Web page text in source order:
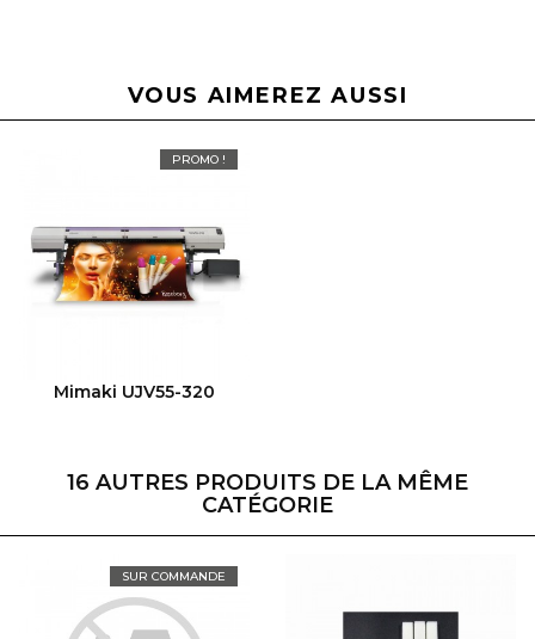
VOUS AIMEREZ AUSSI
PROMO !
VOIR LE PRODUIT
Mimaki UJV55-320
16 AUTRES PRODUITS DE LA MÊME
CATÉGORIE
SUR COMMANDE